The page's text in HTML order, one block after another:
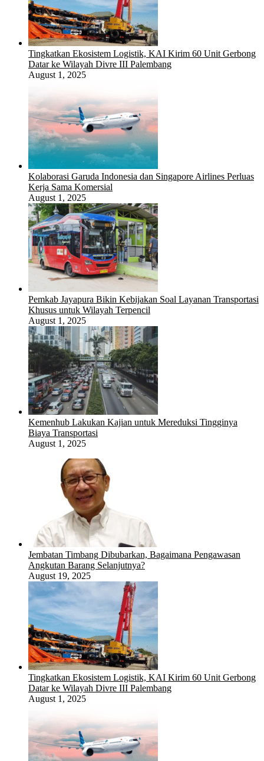
Tingkatkan Ekosistem Logistik, KAI Kirim 60 Unit Gerbong
Datar ke Wilayah Divre III Palembang
August 1, 2025
Kolaborasi Garuda Indonesia dan Singapore Airlines Perluas
Kerja Sama Komersial
August 1, 2025
Pemkab Jayapura Bikin Kebijakan Soal Layanan Transportasi
Khusus untuk Wilayah Terpencil
August 1, 2025
Kemenhub Lakukan Kajian untuk Mereduksi Tingginya
Biaya Transportasi
August 1, 2025
Jembatan Timbang Dibubarkan, Bagaimana Pengawasan
Angkutan Barang Selanjutnya?
August 19, 2025
Tingkatkan Ekosistem Logistik, KAI Kirim 60 Unit Gerbong
Datar ke Wilayah Divre III Palembang
August 1, 2025